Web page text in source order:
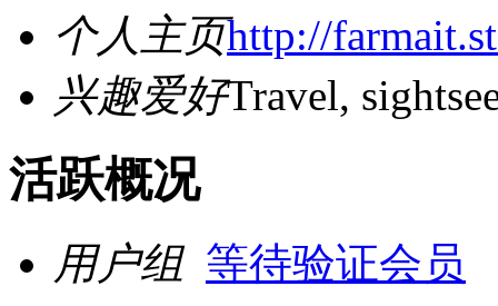
个人主页http://
兴趣爱好Travel,
活跃概况
用户组 等待验证会员